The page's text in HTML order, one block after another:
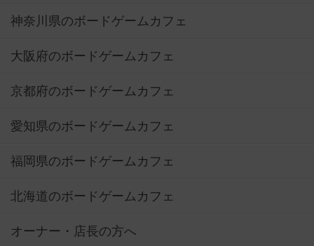
神奈川県のボードゲームカフェ
大阪府のボードゲームカフェ
京都府のボードゲームカフェ
愛知県のボードゲームカフェ
福岡県のボードゲームカフェ
北海道のボードゲームカフェ
オーナー・店長の方へ